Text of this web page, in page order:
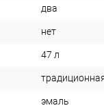
два
нет
47 л
эмаль